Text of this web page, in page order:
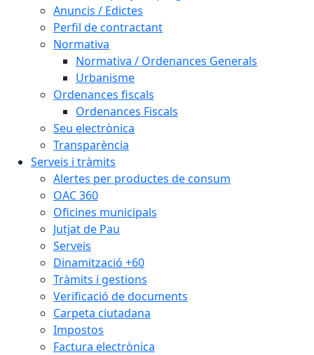
Anuncis / Edictes
Perfil de contractant
Normativa
Normativa / Ordenances Generals
Urbanisme
Ordenances fiscals
Ordenances Fiscals
Seu electrònica
Transparència
Serveis i tràmits
Alertes per productes de consum
OAC 360
Oficines municipals
Jutjat de Pau
Serveis
Dinamització +60
Tràmits i gestions
Verificació de documents
Carpeta ciutadana
Impostos
Factura electrònica